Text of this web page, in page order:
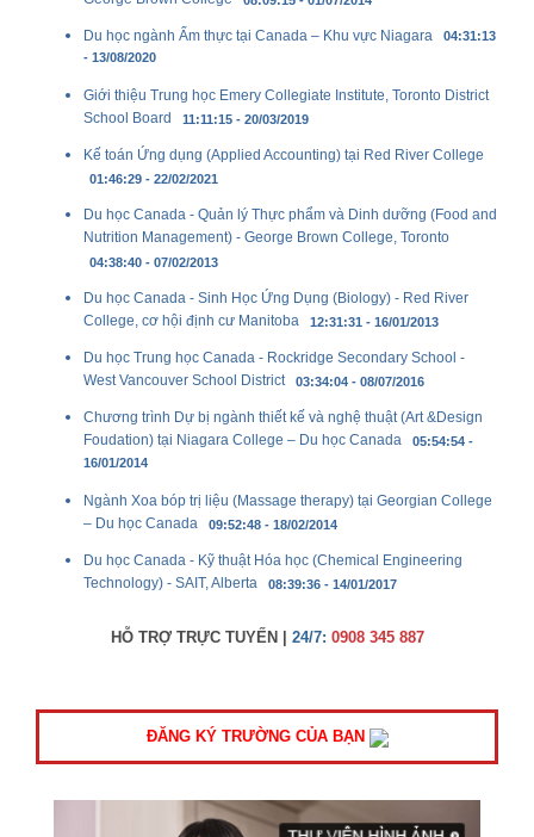
Du học ngành Ẩm thực tại Canada – Khu vực Niagara 04:31:13
- 13/08/2020
Giới thiệu Trung học Emery Collegiate Institute, Toronto District
School Board 11:11:15 - 20/03/2019
Kế toán Ứng dụng (Applied Accounting) tại Red River College
01:46:29 - 22/02/2021
Du học Canada - Quản lý Thực phẩm và Dinh dưỡng (Food and
Nutrition Management) - George Brown College, Toronto
04:38:40 - 07/02/2013
Du học Canada - Sinh Học Ứng Dụng (Biology) - Red River
College, cơ hội định cư Manitoba 12:31:31 - 16/01/2013
Du học Trung học Canada - Rockridge Secondary School -
West Vancouver School District 03:34:04 - 08/07/2016
Chương trình Dự bị ngành thiết kế và nghệ thuật (Art &Design
Foudation) tại Niagara College – Du học Canada 05:54:54 -
16/01/2014
Ngành Xoa bóp trị liệu (Massage therapy) tại Georgian College
– Du học Canada 09:52:48 - 18/02/2014
Du học Canada - Kỹ thuật Hóa học (Chemical Engineering
Technology) - SAIT, Alberta 08:39:36 - 14/01/2017
HỖ TRỢ TRỰC TUYẾN | 24/7: 0908 345 887
ĐĂNG KÝ TRƯỜNG CỦA BẠN